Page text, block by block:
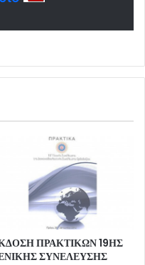
ΠΡΑΚΤΙΚΩΝ 19ΗΣ
ΣΥΝΕΛΕΥΣΗΣ